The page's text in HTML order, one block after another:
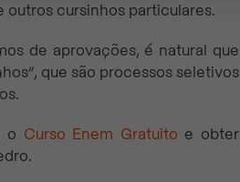
outros cursinhos particulares.
de aprovações, é natural que
que são processos seletivos
o Curso Enem Gratuito e obter